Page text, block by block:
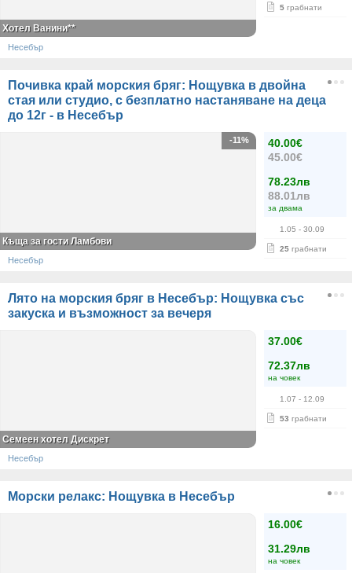
5 грабнати
Хотел Ванини**
Несебър
Почивка край морския бряг: Нощувка в двойна
стая или студио, с безплатно настаняване на деца
до 12г - в Несебър
40.00€
45.00€
78.23лв
88.01лв
за двама
1.05 - 30.09
25 грабнати
-11%
Къща за гости Ламбови
Несебър
Лято на морския бряг в Несебър: Нощувка със
закуска и възможност за вечеря
37.00€
72.37лв
на човек
1.07 - 12.09
53 грабнати
Семеен хотел Дискрет
Несебър
Морски релакс: Нощувка в Несебър
16.00€
31.29лв
на човек